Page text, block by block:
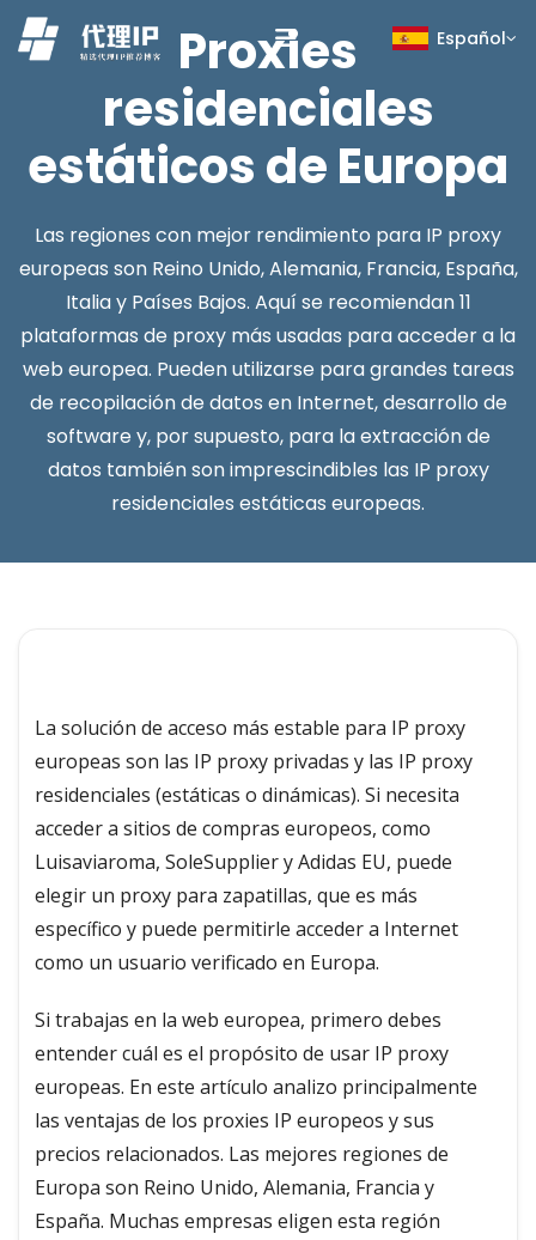
Español
Proxies
residenciales
estáticos de Europa
Las regiones con mejor rendimiento para IP proxy
europeas son Reino Unido, Alemania, Francia, España,
Italia y Países Bajos. Aquí se recomiendan 11
plataformas de proxy más usadas para acceder a la
web europea. Pueden utilizarse para grandes tareas
de recopilación de datos en Internet, desarrollo de
software y, por supuesto, para la extracción de
datos también son imprescindibles las IP proxy
residenciales estáticas europeas.
La solución de acceso más estable para IP proxy
europeas son las IP proxy privadas y las IP proxy
residenciales (estáticas o dinámicas). Si necesita
acceder a sitios de compras europeos, como
Luisaviaroma, SoleSupplier y Adidas EU, puede
elegir un proxy para zapatillas, que es más
específico y puede permitirle acceder a Internet
como un usuario verificado en Europa.
Si trabajas en la web europea, primero debes
entender cuál es el propósito de usar IP proxy
europeas. En este artículo analizo principalmente
las ventajas de los proxies IP europeos y sus
precios relacionados. Las mejores regiones de
Europa son Reino Unido, Alemania, Francia y
España. Muchas empresas eligen esta región